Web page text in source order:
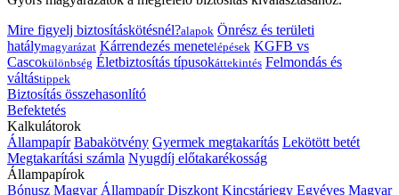
Mire figyelj biztosításkötésnél?alapok Önrész és területi
hatálymagyarázat Kárrendezés menetelépések KGFB vs
Cascokülönbség Életbiztosítás típusokáttekintés Felmondás és
váltástippek
Biztosítás összehasonlító
Befektetés
Kalkulátorok
Állampapír Babakötvény Gyermek megtakarítás Lekötött betét
Megtakarítási számla Nyugdíj előtakarékosság
Állampapírok
Bónusz Magyar Állampapír Diszkont Kincstárjegy Egyéves Magyar